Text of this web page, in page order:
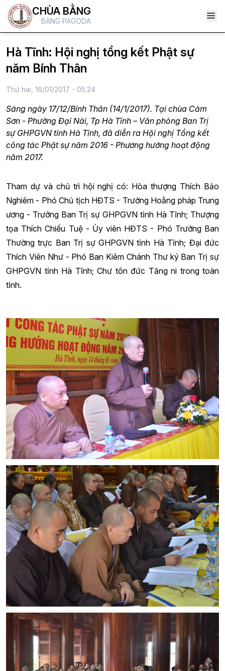
CHÙA BẰNG
BANG PAGODA
Hà Tĩnh: Hội nghị tổng kết Phật sự
năm Bính Thân
Thứ hai, 16/01/2017 - 05:24
Sáng ngày 17/12/Bính Thân (14/1/2017). Tại chùa Cảm
Sơn - Phường Đại Nài, Tp Hà Tĩnh – Văn phòng Ban Trị
sự GHPGVN tỉnh Hà Tĩnh, đã diễn ra Hội nghị Tổng kết
công tác Phật sự năm 2016 - Phương hướng hoạt động
năm 2017.
Tham dự và chủ trì hội nghị có: Hòa thượng Thích Bảo
Nghiêm - Phó Chủ tịch HĐTS - Trưởng Hoằng pháp Trung
ương - Trưởng Ban Trị sự GHPGVN tỉnh Hà Tĩnh; Thượng
tọa Thích Chiếu Tuệ - Ủy viên HĐTS - Phó Trưởng Ban
Thường trực Ban Trị sự GHPGVN tỉnh Hà Tĩnh; Đại đức
Thích Viên Như - Phó Ban Kiêm Chánh Thư ký Ban Trị sự
GHPGVN tỉnh Hà Tĩnh; Chư tôn đức Tăng ni trong toàn
tỉnh.